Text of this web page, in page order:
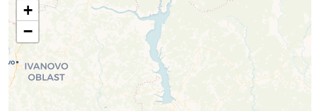
+
−